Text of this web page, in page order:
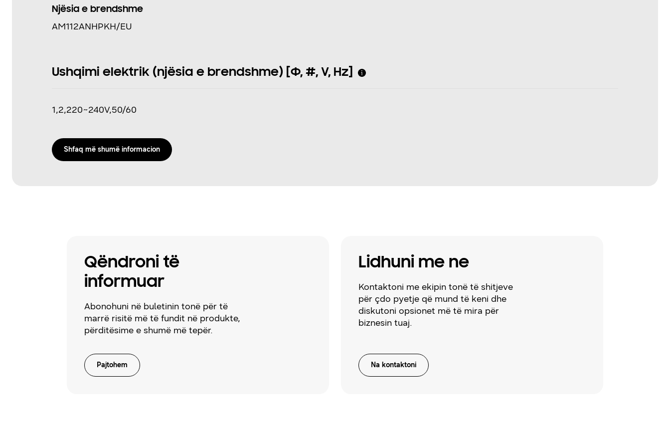
Njësia e brendshme
AM112ANHPKH/EU
Ushqimi elektrik (njësia e brendshme) [Φ, #, V, Hz]
1,2,220~240V,50/60
Shfaq më shumë informacion
Qëndroni të
informuar
Abonohuni në buletinin tonë për të
marrë risitë më të fundit në produkte,
përditësime e shumë më tepër.
Pajtohem
Lidhuni me ne
Kontaktoni me ekipin tonë të shitjeve
për çdo pyetje që mund të keni dhe
diskutoni opsionet më të mira për
biznesin tuaj.
Na kontaktoni